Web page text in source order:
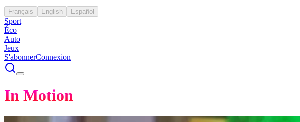
Français English Español
Sport
Éco
Auto
Jeux
S'abonnerConnexion
In Motion